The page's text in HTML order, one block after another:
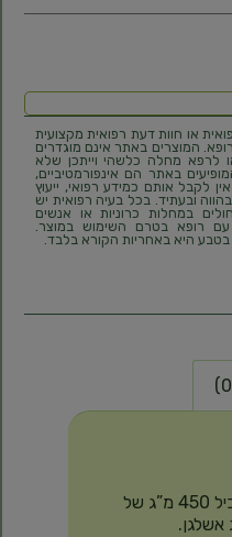
או חוות דעת רפואית מקצועית
המוצרים באתר אינם מוגדרים
לרפא מחלה כלשהי וייתכן שלא
באתר הם אינפורמטיביים,
לקבל אותם כמידע רפואי, ייעוץ
ובעתיד. בכל בעיה רפואית יש
במחלות כרוניות או אנשים
עם רופא בטרם השימוש במוצר.
היא באחריות הקורא בלבד.
מגנזיום אפ של אלטמן מכיל 450 מ”ג של